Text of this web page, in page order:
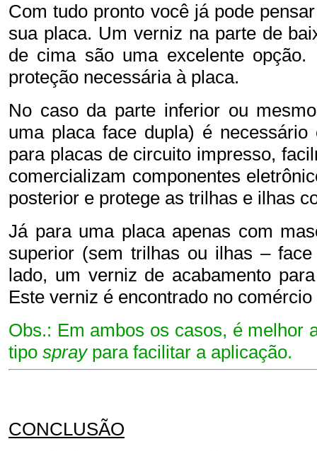
Com tudo pronto você já pode
sua placa. Um verniz na parte de
de cima são uma excelente
proteção necessária à placa.
No caso da parte inferior ou
uma placa face dupla) é
para placas de circuito impresso,
comercializam componentes
posterior e protege as trilhas e ilhas
Já para uma placa apenas com
superior (sem trilhas ou ilhas –
lado, um verniz de acabamento
Este verniz é encontrado no
Obs.: Em ambos os casos, é melhor
tipo spraypara facilitar a aplicação.
CONCLUSÃO